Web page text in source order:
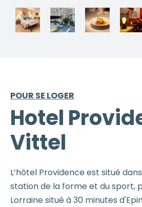
POUR SE LOGER
Hotel
Vittel
L’hôtel Providence est situé
station de la forme et du sport,
Lorraine situé à 30 minutes